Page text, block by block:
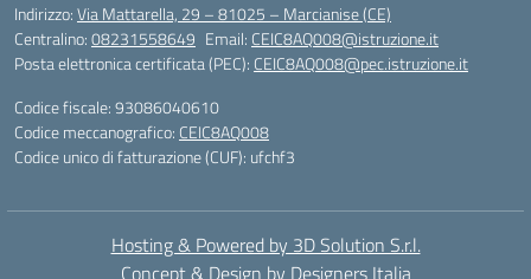
Indirizzo:Via Mattarella, 29 – 81025 – Marcianise (CE)
Centralino:08231558649 Email: CEIC8AQ008@istruzione.it
Posta elettronica certificata (PEC): CEIC8AQ008@pec.istruzione.it
Codice fiscale: 93086040610
Codice meccanografico: CEIC8AQ008
Codice unico di fatturazione (CUF): ufchf3
Hosting & Powered by 3D Solution S.r.l.
Concept & Design by Designers Italia